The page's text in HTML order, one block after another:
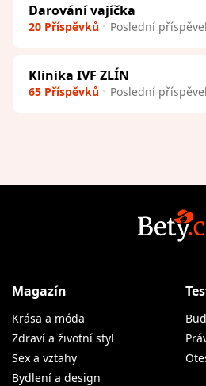
Darování vajíčka
20 Příspěvků Poslední
Klinika IVF ZLÍN
65 Příspěvků Poslední
Magazín
Krása a móda
Zdraví a životní styl
Sex a vztahy
Bydlení a design